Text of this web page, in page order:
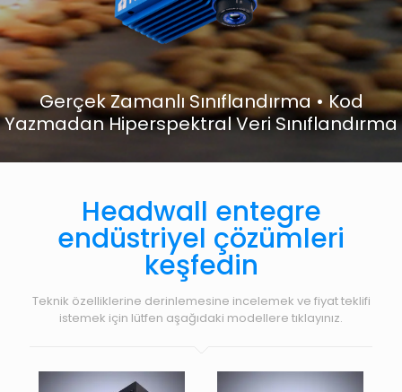
Gerçek Zamanlı Sınıflandırma • Kod
Yazmadan Hiperspektral Veri Sınıflandırma
Headwall entegre
endüstriyel çözümleri
keşfedin
Teknik özelliklerine derinlemesine incelemek ve fiyat teklifi
istemek için lütfen aşağıdaki modellere tıklayınız.